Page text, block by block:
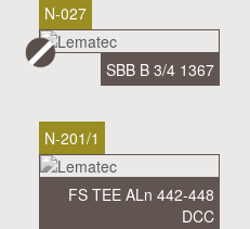
N-027
SBB B 3/4 1367
N-201/1
FS TEE ALn 442-448
DCC